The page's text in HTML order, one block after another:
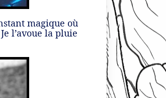
magique où
l’avoue la pluie